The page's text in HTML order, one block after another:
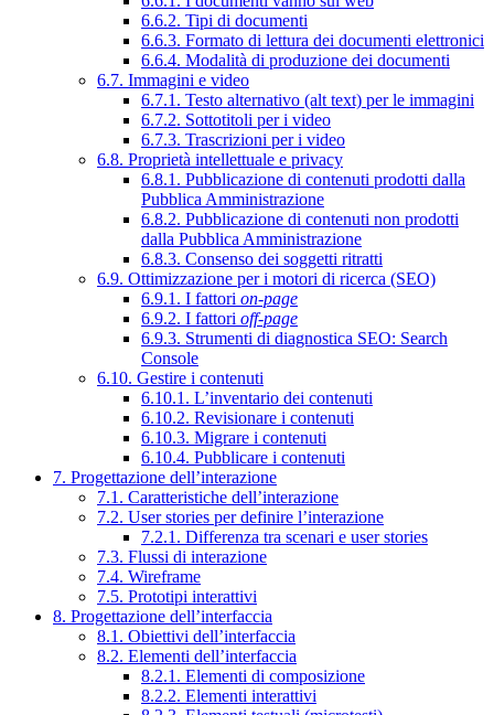
6.6.2. Tipi di documenti
6.6.3. Formato di lettura dei documenti elettronici
6.6.4. Modalità di produzione dei documenti
6.7. Immagini e video
6.7.1. Testo alternativo (alt text) per le immagini
6.7.2. Sottotitoli per i video
6.7.3. Trascrizioni per i video
6.8. Proprietà intellettuale e privacy
6.8.1. Pubblicazione di contenuti prodotti dalla
Pubblica Amministrazione
6.8.2. Pubblicazione di contenuti non prodotti
dalla Pubblica Amministrazione
6.8.3. Consenso dei soggetti ritratti
6.9. Ottimizzazione per i motori di ricerca (SEO)
6.9.1. I fattori on-page
6.9.2. I fattori off-page
6.9.3. Strumenti di diagnostica SEO: Search
Console
6.10. Gestire i contenuti
6.10.1. L’inventario dei contenuti
6.10.2. Revisionare i contenuti
6.10.3. Migrare i contenuti
6.10.4. Pubblicare i contenuti
7. Progettazione dell’interazione
7.1. Caratteristiche dell’interazione
7.2. User stories per definire l’interazione
7.2.1. Differenza tra scenari e user stories
7.3. Flussi di interazione
7.4. Wireframe
7.5. Prototipi interattivi
8. Progettazione dell’interfaccia
8.1. Obiettivi dell’interfaccia
8.2. Elementi dell’interfaccia
8.2.1. Elementi di composizione
8.2.2. Elementi interattivi